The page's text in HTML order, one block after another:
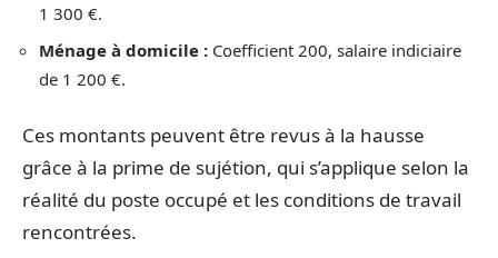
1 300 €.
Ménage à domicile : Coefficient 200, salaire indiciaire
de 1 200 €.
Ces montants peuvent être revus à la hausse
grâce à la prime de sujétion, qui s’applique selon la
réalité du poste occupé et les conditions de travail
rencontrées.